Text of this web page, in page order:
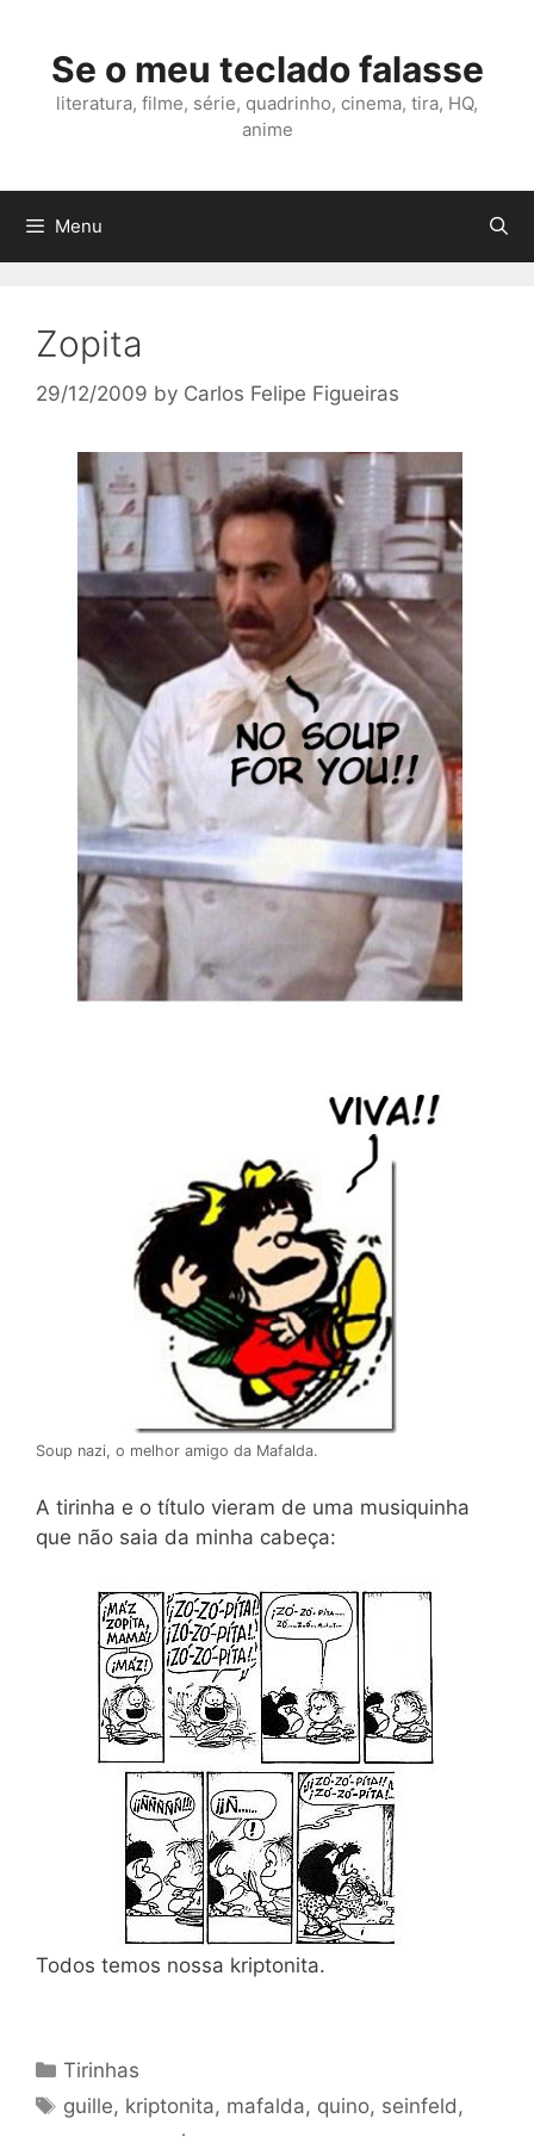
contentSe o meu teclado falasse
literatura, filme, série, quadrinho, cinema, tira, HQ,
anime
Menu
Zopita
29/12/2009 by Carlos Felipe Figueiras
Soup nazi, o melhor amigo da Mafalda.
A tirinha e o título vieram de uma musiquinha
que não saia da minha cabeça:
Todos temos nossa kriptonita.
Categories
Tirinhas
Tags
guille, kriptonita, mafalda, quino, seinfeld ,